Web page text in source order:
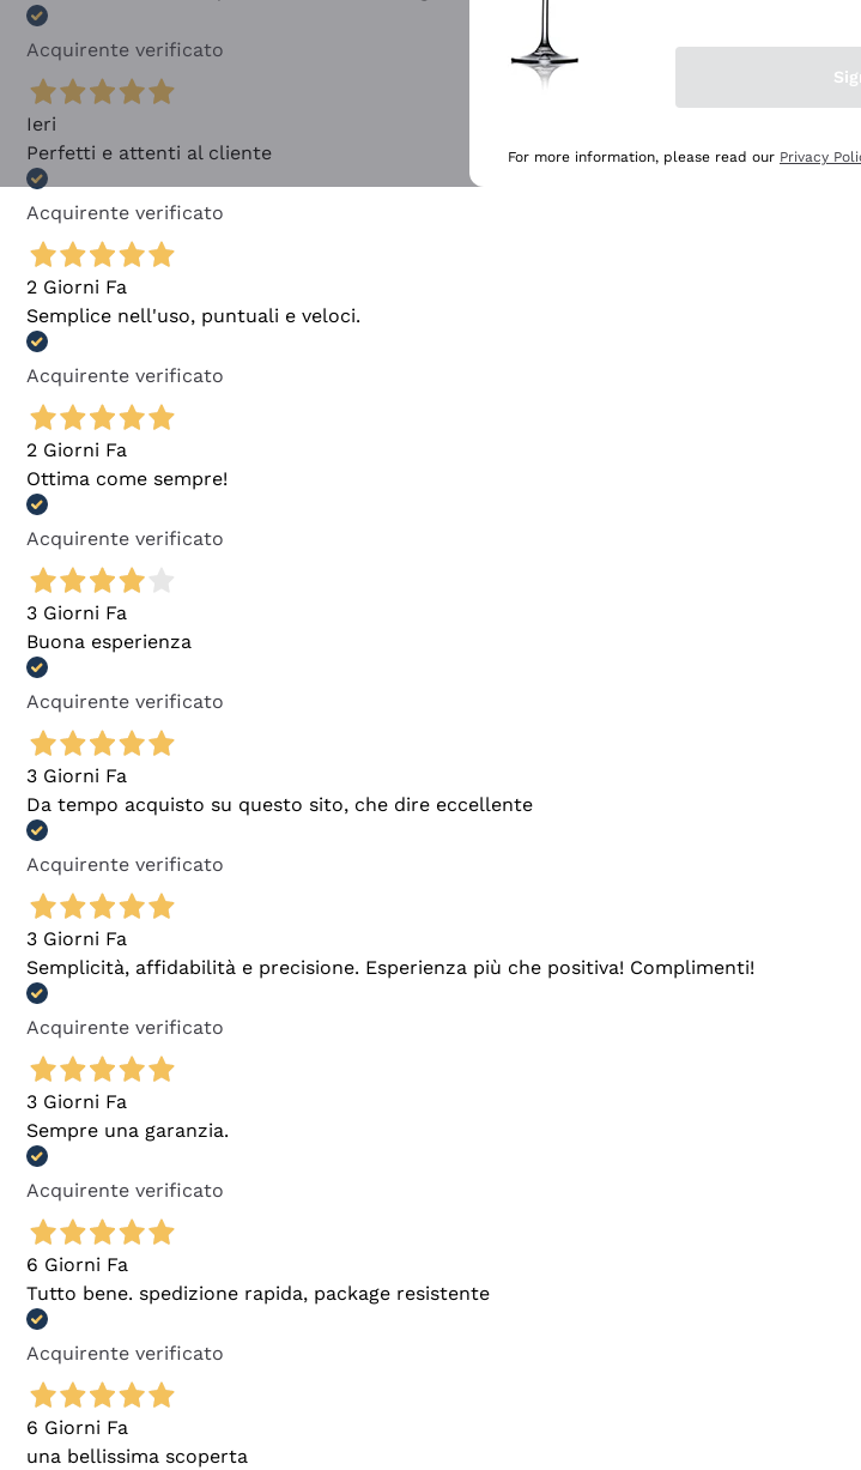
Acquirente verificato
Ieri
Perfetti e attenti al cliente
Acquirente verificato
2 Giorni Fa
Semplice nell'uso, puntuali e veloci.
Acquirente verificato
2 Giorni Fa
Ottima come sempre!
Acquirente verificato
3 Giorni Fa
Buona esperienza
Acquirente verificato
3 Giorni Fa
Da tempo acquisto su questo sito, che dire eccellente
Acquirente verificato
3 Giorni Fa
Semplicità, affidabilità e precisione. Esperienza più che positiva! Complimenti!
Acquirente verificato
3 Giorni Fa
Sempre una garanzia.
Acquirente verificato
6 Giorni Fa
Tutto bene. spedizione rapida, package resistente
Acquirente verificato
6 Giorni Fa
una bellissima scoperta
For more information, please read our Privacy